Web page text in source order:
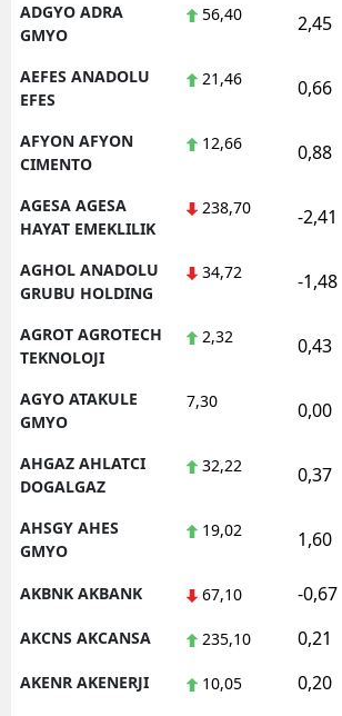
ADGYO ADRA
GMYO
56,40 2,45
AEFES ANADOLU
EFES
21,46 0,66
AFYON AFYON
CIMENTO
12,66 0,88
AGESA AGESA
HAYAT EMEKLILIK
238,70 -2,41
AGHOL ANADOLU
GRUBU HOLDING
34,72 -1,48
AGROT AGROTECH
TEKNOLOJI
2,32 0,43
AGYO ATAKULE
GMYO
7,30 0,00
AHGAZ AHLATCI
DOGALGAZ
32,22 0,37
AHSGY AHES
GMYO
19,02 1,60
AKBNK AKBANK 67,10 -0,67
AKCNS AKCANSA 235,10 0,21
AKENR AKENERJI 10,05 0,20